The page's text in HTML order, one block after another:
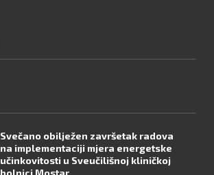
Svečano obilježen završetak radova
na implementaciji mjera energetske
učinkovitosti u Sveučilišnoj kliničkoj
bolnici Mostar